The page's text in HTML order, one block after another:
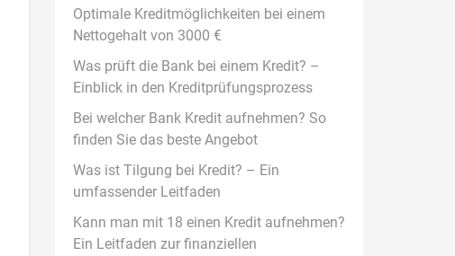
Optimale Kreditmöglichkeiten bei einem
Nettogehalt von 3000 €
Was prüft die Bank bei einem Kredit? –
Einblick in den Kreditprüfungsprozess
Bei welcher Bank Kredit aufnehmen? So
finden Sie das beste Angebot
Was ist Tilgung bei Kredit? – Ein
umfassender Leitfaden
Kann man mit 18 einen Kredit aufnehmen?
Ein Leitfaden zur finanziellen